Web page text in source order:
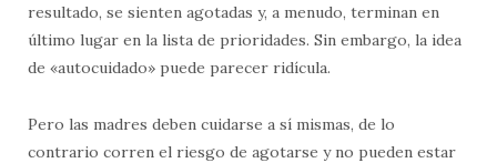
resultado, se sienten agotadas y, a menudo, terminan en
último lugar en la lista de prioridades. Sin embargo, la idea
de «autocuidado» puede parecer ridícula.
Pero las madres deben cuidarse a sí mismas, de lo
contrario corren el riesgo de agotarse y no pueden estar